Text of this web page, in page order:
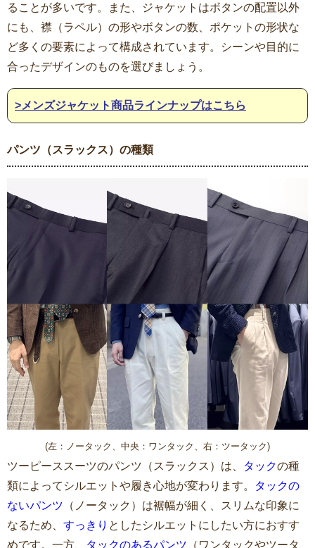
ることが多いです。また、ジャケットはボタンの配置以外
にも、襟（ラペル）の形やボタンの数、ポケットの形状な
ど多くの要素によって構成されています。シーンや目的に
合ったデザインのものを選びましょう。
>メンズジャケット商品ラインナップはこちら
パンツ（スラックス）の種類
(左：ノータック、中央：ワンタック、右：ツータック)
ツーピーススーツのパンツ（スラックス）は、 タックの種
類によってシルエットや履き心地が変わります。
タックの
ないパンツ （ノータック）は裾幅が細く、スリムな印象に
なるため、 すっきり としたシルエットにしたい方におすす
めです。一方、
タックのあるパンツ （ワンタックやツータ